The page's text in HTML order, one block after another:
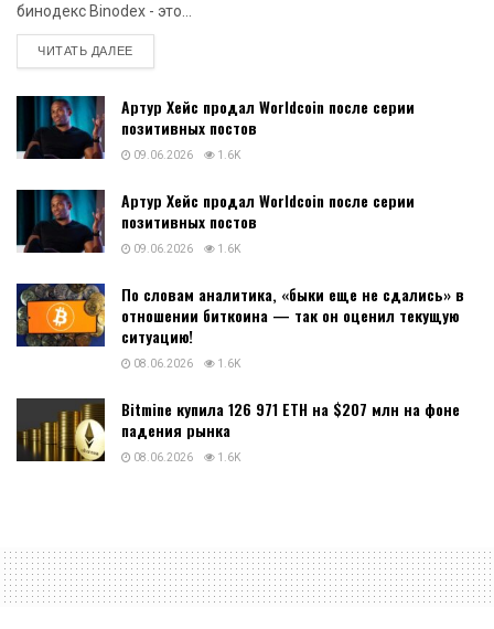
бинодекс Binodex - это...
ЧИТАТЬ ДАЛЕЕDETAILS
Артур Хейс продал Worldcoin после серии
позитивных постов
09.06.2026 1.6K
Артур Хейс продал Worldcoin после серии
позитивных постов
09.06.2026 1.6K
По словам аналитика, «быки еще не сдались» в
отношении биткоина — так он оценил текущую
ситуацию!
08.06.2026 1.6K
Bitmine купила 126 971 ETH на $207 млн на фоне
падения рынка
08.06.2026 1.6K